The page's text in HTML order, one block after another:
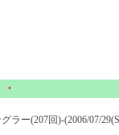
ラー(207回)-(2006/07/